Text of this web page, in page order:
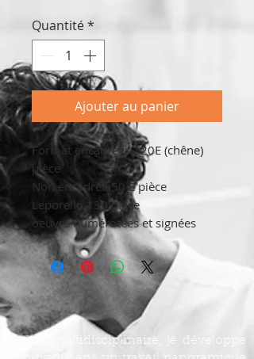
Quantité*
Ajouter au panier
Format encadrées 120E (chêne)
pièce
Non encadrée 50 E pièce
Leporello 130 pièce
oeuvre numérotées et signées
Artiste multidisciplinaire, je développe